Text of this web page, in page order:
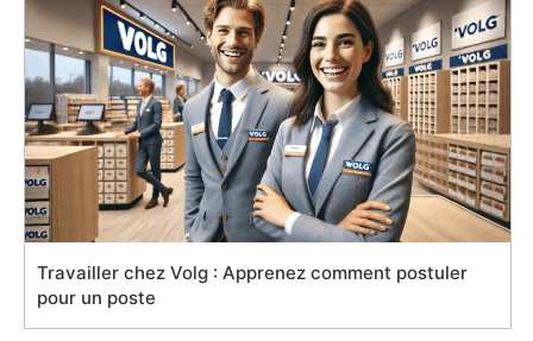
Travailler chez Volg : Apprenez comment postuler
pour un poste